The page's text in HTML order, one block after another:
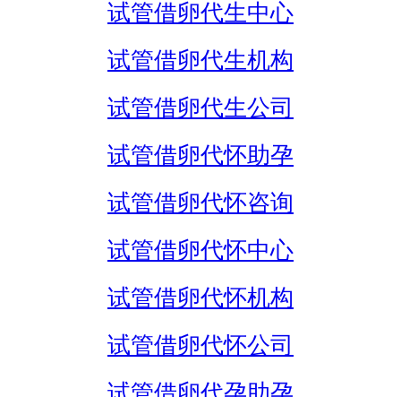
试管借卵代生中心
试管借卵代生机构
试管借卵代生公司
试管借卵代怀助孕
试管借卵代怀咨询
试管借卵代怀中心
试管借卵代怀机构
试管借卵代怀公司